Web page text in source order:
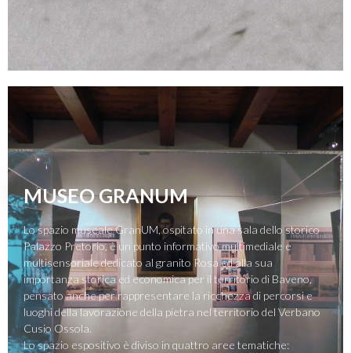
MUSEO GRANUM
Lo spazio museale GranUM, ospitato in una sala dello storico
Palazzo Pretorio, è un punto informativo multimediale e
multisensoriale dedicato al granito Rosa ed alla sua
importanza storica ed economica per il territorio di Baveno,
pensato anche per rappresentare la ricchezza di percorsi e
luoghi della lavorazione della pietra nel territorio del Verbano
Cusio Ossola.
Lo spazio espositivo è diviso in quattro aree tematiche: